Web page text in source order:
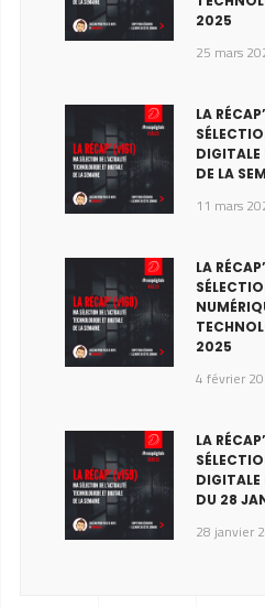
2025
25 mars
LA
DIGITALE
DE LA
11 mars
LA
2025
4 février
LA
DIGITALE
DU 28
28 janvier